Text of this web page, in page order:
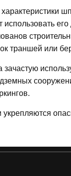
характеристики
использовать
траншей или
зачастую